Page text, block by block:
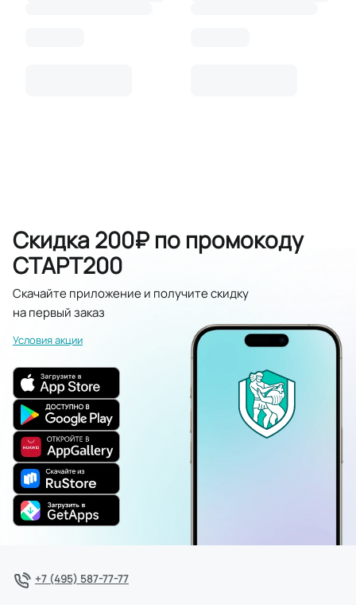
Скидка 200₽ по промокоду
СТАРТ200
Скачайте приложение и получите скидку
на первый заказ
Условия акции
+7 (495) 587-77-77